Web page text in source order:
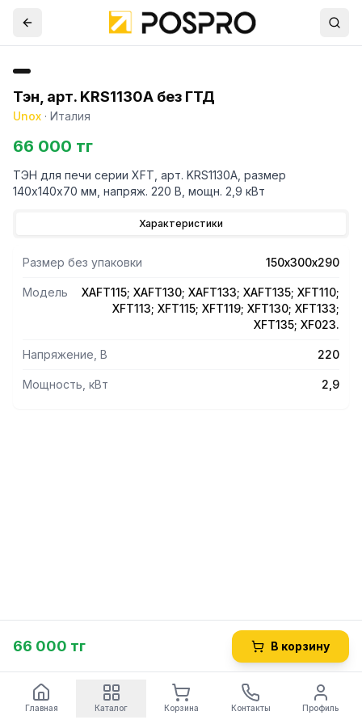
Тэн, арт. KRS1130A без ГТД
Unox · Италия
66 000 тг
ТЭН для печи серии XFT, арт. KRS1130A, размер
140х140х70 мм, напряж. 220 В, мощн. 2,9 кВт
Характеристики
Размер без упаковки 150х300х290
Модель
XAFT115; XAFT130; XAFT133; XAFT135; XFT110;
XFT113; XFT115; XFT119; XFT130; XFT133;
XFT135; XF023.
Напряжение, В 220
Мощность, кВт 2,9
66 000 тг В корзину
Главная Каталог Корзина Контакты Профиль